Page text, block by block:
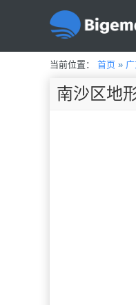
当前位置： 首页 »
南沙区地